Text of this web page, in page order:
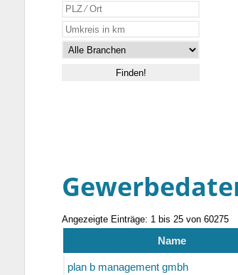
Angezeigte Einträge: 1 bis 25 von 60275
Name
plan b management gmbh